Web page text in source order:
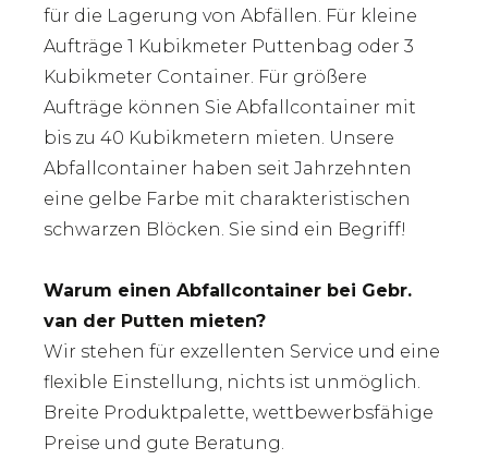
für die Lagerung von Abfällen. Für kleine
Aufträge 1 Kubikmeter Puttenbag oder 3
Kubikmeter Container. Für größere
Aufträge können Sie Abfallcontainer mit
bis zu 40 Kubikmetern mieten. Unsere
Abfallcontainer haben seit Jahrzehnten
eine gelbe Farbe mit charakteristischen
schwarzen Blöcken. Sie sind ein Begriff!
Warum einen Abfallcontainer bei Gebr.
van der Putten mieten?
Wir stehen für exzellenten Service und eine
flexible Einstellung, nichts ist unmöglich.
Breite Produktpalette, wettbewerbsfähige
Preise und gute Beratung.